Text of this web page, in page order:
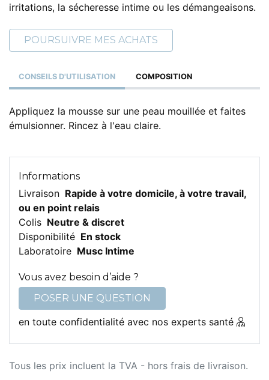
irritations, la sécheresse intime ou les démangeaisons.
POURSUIVRE MES ACHATS
CONSEILS D'UTILISATION COMPOSITION
Appliquez la mousse sur une peau mouillée et faites
émulsionner. Rincez à l'eau claire.
Informations
Livraison Rapide à votre domicile, à votre travail,
ou en point relais
Colis Neutre & discret
Disponibilité En stock
Laboratoire Musc Intime
Vous avez besoin d’aide ?
POSER UNE QUESTION
en toute confidentialité avec nos experts santé
Tous les prix incluent la TVA - hors frais de livraison.